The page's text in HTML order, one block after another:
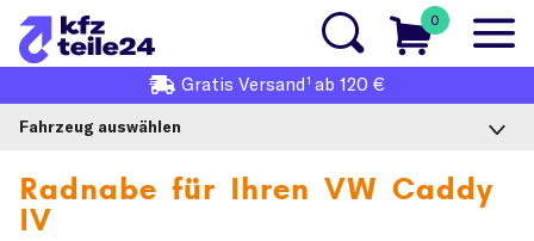
0
Gratis Versand1 ab 120 €
Fahrzeug auswählen
Radnabe für Ihren VW Caddy
IV